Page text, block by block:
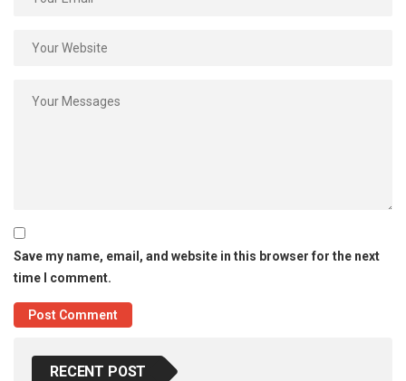
Save my name, email, and website in this browser for the next
time I comment.
RECENT POST